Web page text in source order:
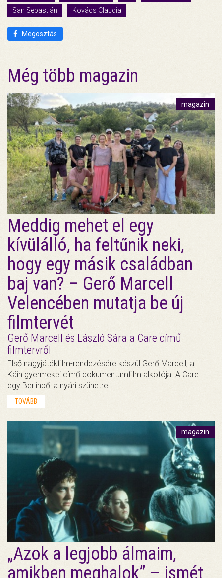
San Sebastián
Kovács Claudia
Megosztás
Még több magazin
magazin
Meddig mehet el egy
kívülálló, ha feltűnik neki,
hogy egy másik családban
baj van? – Gerő Marcell
Velencében mutatja be új
filmtervét
Gerő Marcell és László Sára a Care című
filmtervről
Első nagyjátékfilm-rendezésére készül Gerő Marcell, a
Káin gyermekei című dokumentumfilm alkotója. A Care
egy Berlinből a nyári szünetre…
TOVÁBB
magazin
„Azok a legjobb álmaim,
amikben meghalok” – ismét